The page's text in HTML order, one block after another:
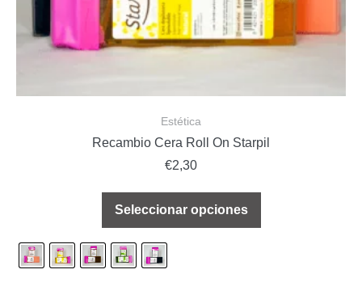
Estética
Recambio Cera Roll On Starpil
€2,30
Seleccionar opciones